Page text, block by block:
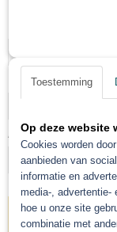
Koppeling nippel set
Aantal
IN
Toestemming
Op deze website
Cookies worden
aanbieden van
informatie en
media-, advertentie-
hoe u onze site
combinatie met